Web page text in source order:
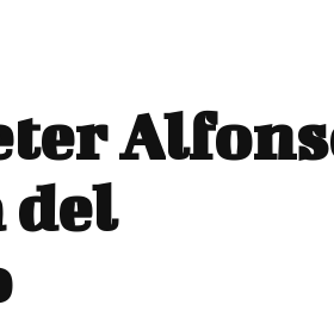
del